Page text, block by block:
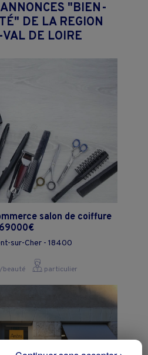
"BIEN-
DE LA REGION
DE LOIRE
salon de coiffure
69000€
sur-Cher - 18400
beauté particulier